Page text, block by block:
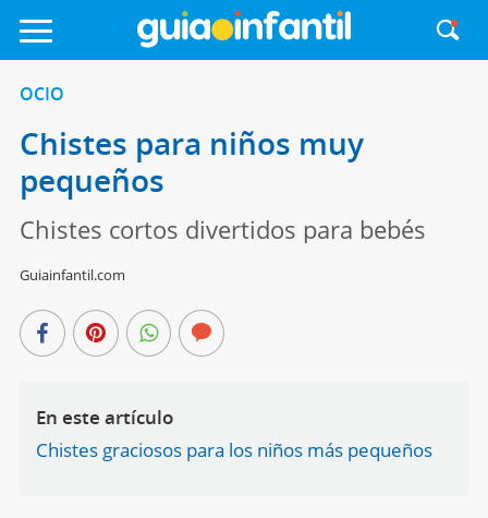
OCIO
Chistes para niños muy
pequeños
Chistes cortos divertidos para bebés
Guiainfantil.com
En este artículo
Chistes graciosos para los niños más pequeños